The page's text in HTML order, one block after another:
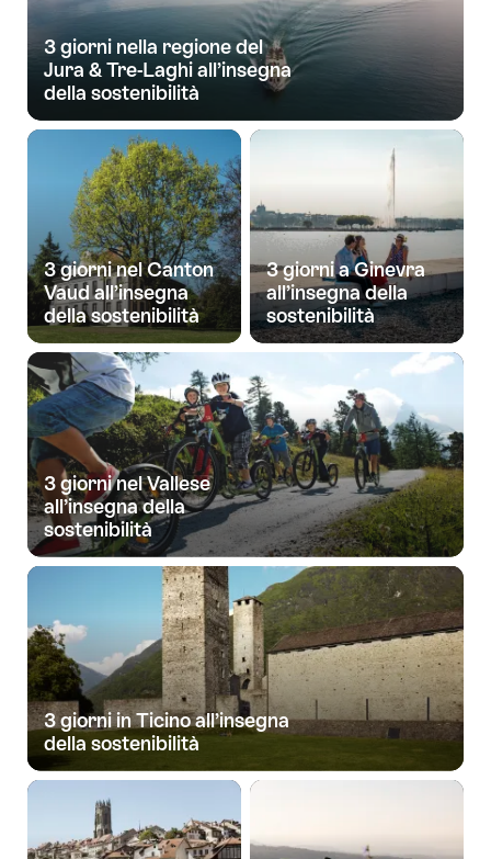
3 giorni nella regione del
Jura & Tre-Laghi all’insegna
della sostenibilità
3 giorni nel Canton
Vaud all’insegna
della sostenibilità
3 giorni a Ginevra
all’insegna della
sostenibilità
3 giorni nel Vallese
all’insegna della
sostenibilità
3 giorni in Ticino all’insegna
della sostenibilità